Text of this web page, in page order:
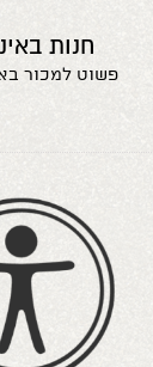
חנות
פשוט למכור